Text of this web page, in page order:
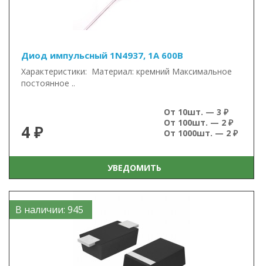
Диод импульсный 1N4937, 1А 600В
Характеристики: Материал: кремний Максимальное
постоянное ..
4 ₽
От 10шт. — 3 ₽
От 100шт. — 2 ₽
От 1000шт. — 2 ₽
УВЕДОМИТЬ
В наличии: 945